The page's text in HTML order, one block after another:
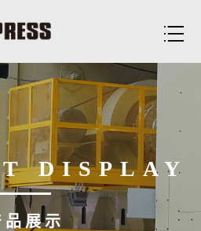

DISPLAY
品展示